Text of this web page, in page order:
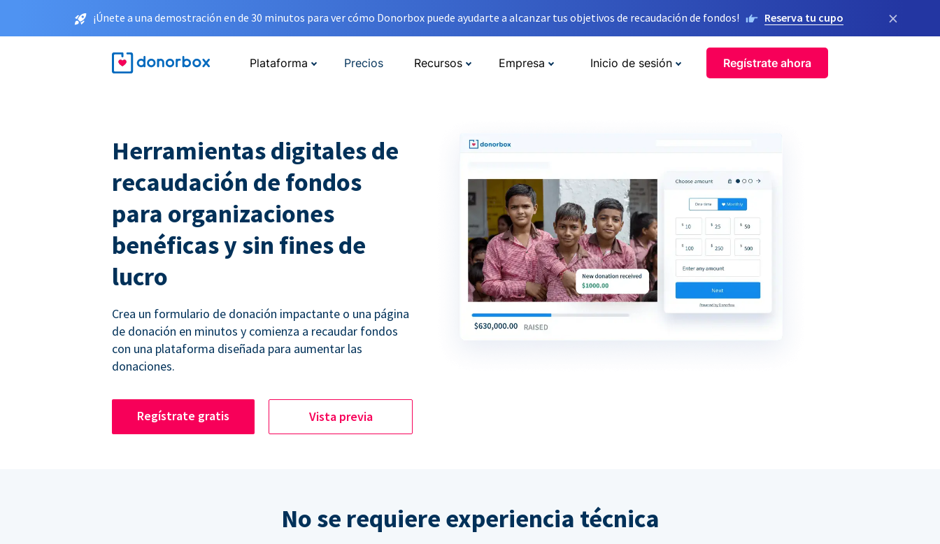
¡Únete a una demostración en de 30 minutos para ver cómo Donorbox puede ayudarte a alcanzar tus objetivos de recaudación de fondos! Reserva tu cupo ×
Plataforma Precios Recursos Empresa Inicio de sesión Regístrate ahora
Herramientas digitales de
recaudación de fondos
para organizaciones
benéficas y sin fines de
lucro
Crea un formulario de donación impactante o una página
de donación en minutos y comienza a recaudar fondos
con una plataforma diseñada para aumentar las
donaciones.
Regístrate gratis Vista previa
No se requiere experiencia técnica